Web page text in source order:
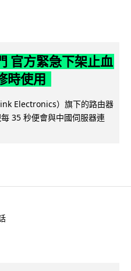
官方緊急下架止血
時使用
Electronics）旗下的路由器
35 秒便會與中國伺服器連